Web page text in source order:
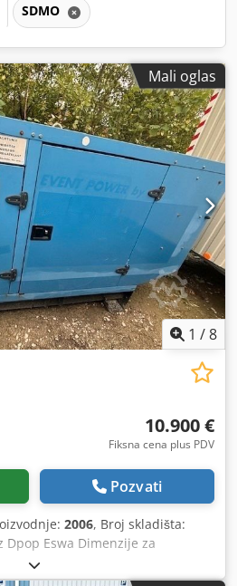
SDMO
Mali oglas
1 /8
10.900 €
Fiksna cena plus PDV
Pozvati
2006, Broj skladišta:
Dpop Eswa Dimenzije za
x 0 ---- Proizvođač: SDMO Tip
100 kVA Snaga u slučaju